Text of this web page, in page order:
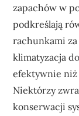
zapachów w
podkreślają
rachunkami
klimatyzacja
efektywnie niż
Niektórzy
konserwacji